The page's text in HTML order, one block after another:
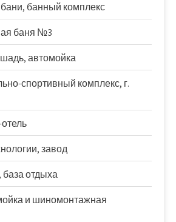
банный комплекс
баня №3
автомойка
спортивный комплекс, г.
завод
отдыха
и шиномонтажная